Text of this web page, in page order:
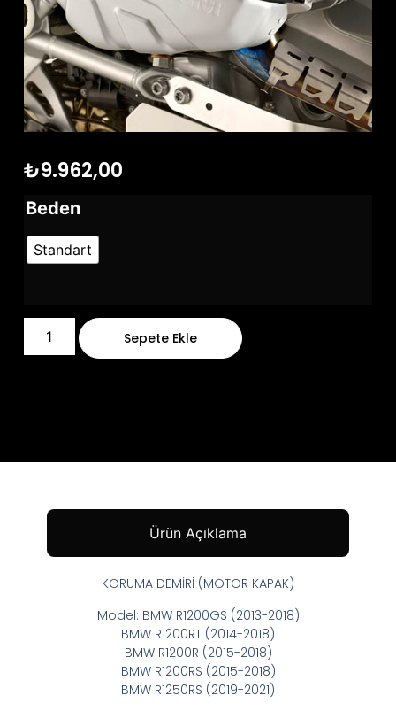
₺9.962,00
Beden
Standart
Sepete Ekle
Ürün Açıklama
KORUMA DEMİRİ (MOTOR KAPAK)
Model: BMW R1200GS (2013-2018)
BMW R1200RT (2014-2018)
BMW R1200R (2015-2018)
BMW R1200RS (2015-2018)
BMW R1250RS (2019-2021)